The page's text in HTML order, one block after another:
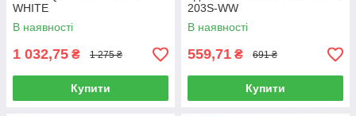
WHITE
В наявності
1 032,75 ₴ 1 275 ₴
Купити
203S-WW
В наявності
559,71 ₴ 691 ₴
Купити